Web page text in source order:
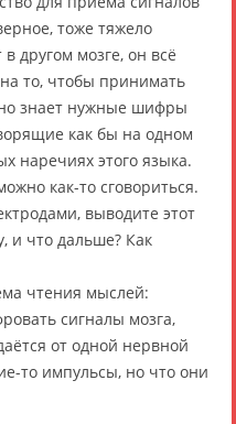
тоже тяжело
другом мозге, он всё
то, чтобы принимать
знает нужные шифры
как бы на одном
наречиях этого языка.
как-то сговориться.
выводите этот
и что дальше? Как
чтения мыслей:
сигналы мозга,
от одной нервной
то импульсы, но что они